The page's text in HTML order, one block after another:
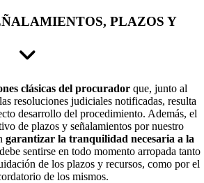
PLAZOS Y
clásicas del procurador que, junto al
resoluciones judiciales notificadas, resulta
desarrollo del procedimiento. Además, el
de plazos y señalamientos por nuestro
garantizar la tranquilidad necesaria a la
sentirse en todo momento arropada tanto
de los plazos y recursos, como por el
de los mismos.